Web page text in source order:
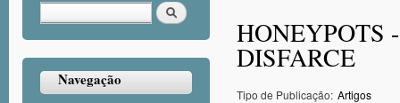
Buscar
Navegação
HONEYPOTS
DISFARCE
Tipo de Publicação: Artigos